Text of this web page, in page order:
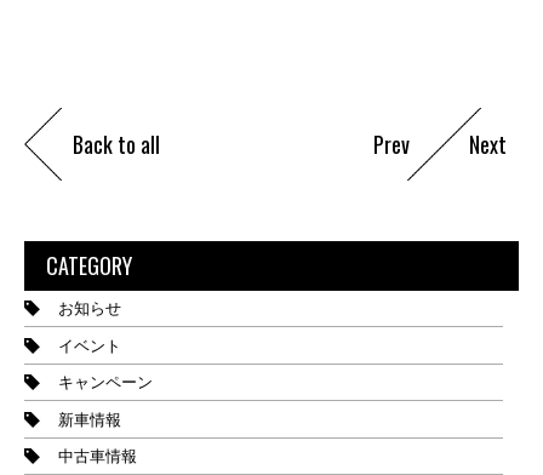
Back to all Prev Next
CATEGORY
お知らせ
イベント
キャンペーン
新車情報
中古車情報